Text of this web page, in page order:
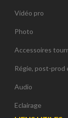
Vidéo pro
Photo
Accessoires
Régie, post-prod
Audio
Eclairage